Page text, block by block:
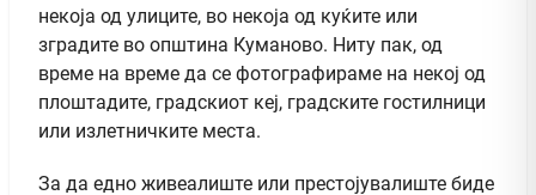
некоја од улиците, во некоја од куќите или
зградите во општина Куманово. Ниту пак, од
време на време да се фотографираме на некој од
плоштадите, градскиот кеј, градските гостилници
или излетничките места.
За да едно живеалиште или престојувалиште биде